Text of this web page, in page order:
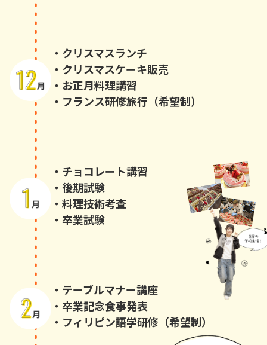
・クリスマスランチ
・クリスマスケーキ販売
・お正月料理講習
・フランス研修旅行（希望制）
・チョコレート講習
・後期試験
・料理技術考査
・卒業試験
・テーブルマナー講座
・卒業記念食事発表
・フィリピン語学研修（希望制）